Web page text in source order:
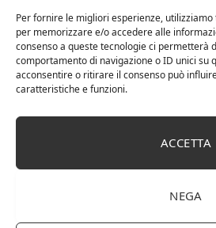
Per fornire le migliori esperienze,
per memorizzare e/o accedere alle
consenso a queste tecnologie ci permetterà
comportamento di navigazione o ID unici su
acconsentire o ritirare il consenso può
caratteristiche e funzioni.
ACCETTA
NEGA
Chanson Pere & Fils –
(box 3 x 0,75l) Mr. Vino bianco